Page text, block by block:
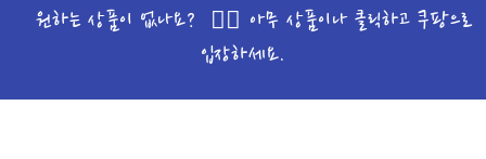
원하는 상품이 없나요? 🙋‍♀️ 아무 상품이나 클릭하고 쿠팡으로
입장하세요.